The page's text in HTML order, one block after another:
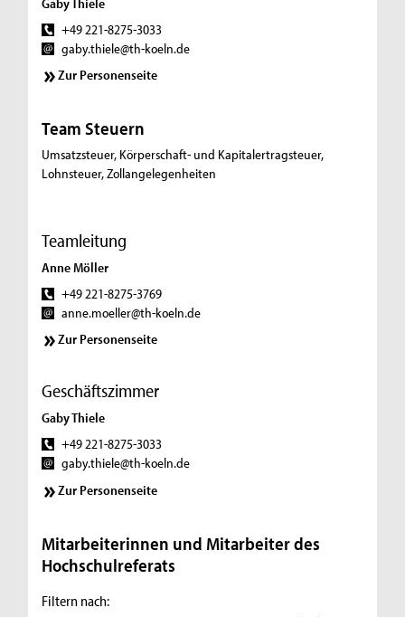
+49 221-8275-3033
gaby.thiele@th-koeln.de
Zur Personenseite
Team Steuern
Umsatzsteuer, Körperschaft- und Kapitalertragsteuer,
Lohnsteuer, Zollangelegenheiten
Teamleitung
Anne Möller
+49 221-8275-3769
anne.moeller@th-koeln.de
Zur Personenseite
Geschäftszimmer
Gaby Thiele
+49 221-8275-3033
gaby.thiele@th-koeln.de
Zur Personenseite
Mitarbeiterinnen und Mitarbeiter des
Hochschulreferats
Filtern nach: